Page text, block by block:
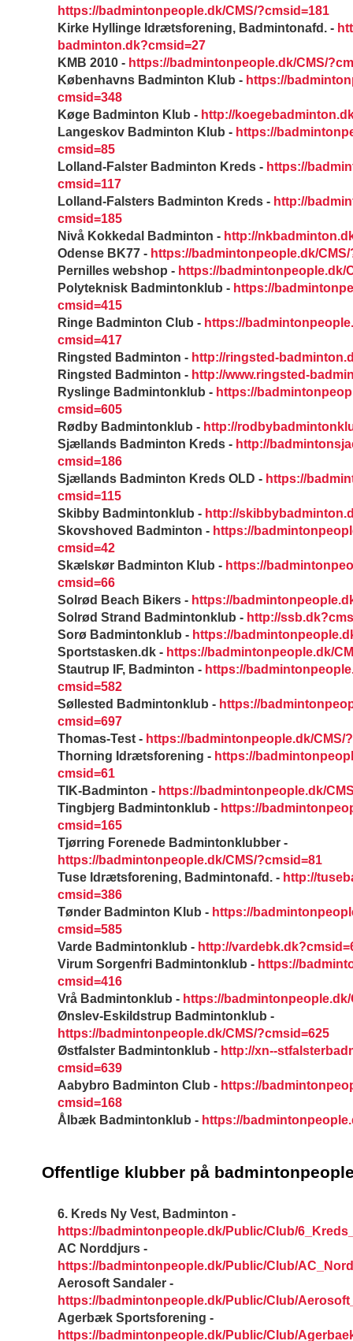
https://badmintonpeople.dk/CMS/?cmsid=181
Kirke Hyllinge Idrætsforening, Badmintonafd. -
badminton.dk?cmsid=27
KMB 2010 - https://badmintonpeople.dk/CMS/
Københavns Badminton Klub - https://
cmsid=348
Køge Badminton Klub - http://
Langeskov Badminton Klub - https://
cmsid=85
Lolland-Falster Badminton Kreds - https://
cmsid=117
Lolland-Falsters Badminton Kreds - http://
cmsid=185
Nivå Kokkedal Badminton - http://
Odense BK77 - https://badmintonpeople.dk/
Pernilles webshop - https://badmintonpeople.dk/
Polyteknisk Badmintonklub - https://
cmsid=415
Ringe Badminton Club - https://
cmsid=417
Ringsted Badminton - http://ringsted-
Ringsted Badminton - http://www.ringsted-
Ryslinge Badmintonklub - https://
cmsid=605
Rødby Badmintonklub - http://
Sjællands Badminton Kreds - http://
cmsid=186
Sjællands Badminton Kreds OLD - https://
cmsid=115
Skibby Badmintonklub - http://
Skovshoved Badminton - https://
cmsid=42
Skælskør Badminton Klub - https://
cmsid=66
Solrød Beach Bikers - https://
Solrød Strand Badmintonklub - http://
Sorø Badmintonklub - https://
Sportstasken.dk - https://badmintonpeople.dk/
Stautrup IF, Badminton - https://
cmsid=582
Søllested Badmintonklub - https://
cmsid=697
Thomas-Test - https://badmintonpeople.dk/CMS/
Thorning Idrætsforening - https://
cmsid=61
TIK-Badminton - https://badmintonpeople.dk/
Tingbjerg Badmintonklub - https://
cmsid=165
Tjørring Forenede Badmintonklubber -
https://badmintonpeople.dk/CMS/?cmsid=81
Tuse Idrætsforening, Badmintonafd. - http://
cmsid=386
Tønder Badminton Klub - https://
cmsid=585
Varde Badmintonklub - http://
Virum Sorgenfri Badmintonklub - https://
cmsid=416
Vrå Badmintonklub - https://
Ønslev-Eskildstrup Badmintonklub -
https://badmintonpeople.dk/CMS/?cmsid=625
Østfalster Badmintonklub - http://xn--
cmsid=639
Aabybro Badminton Club - https://
cmsid=168
Ålbæk Badmintonklub - https://
Offentlige klubber på
6. Kreds Ny Vest, Badminton -
https://badmintonpeople.dk/Public/Club/
AC Norddjurs -
https://badmintonpeople.dk/Public/Club/
Aerosoft Sandaler -
https://badmintonpeople.dk/Public/Club/
Agerbæk Sportsforening -
https://badmintonpeople.dk/Public/Club/